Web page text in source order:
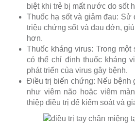
biệt khi trẻ bị mất nước do sốt
Thuốc hạ sốt và giảm đau: Sử
triệu chứng sốt và đau đớn,
hơn.
Thuốc kháng virus: Trong
có thể chỉ định thuốc kháng
phát triển của virus gây bệnh.
Điều trị biến chứng: Nếu bệnh
như viêm não hoặc viêm
thiệp điều trị để kiểm soát và